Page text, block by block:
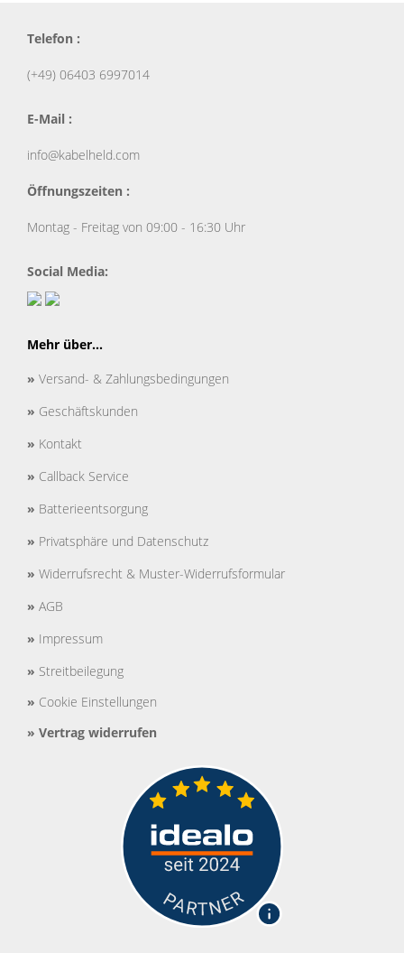
Telefon :
(+49) 06403 6997014
E-Mail :
info@kabelheld.com
Öffnungszeiten :
Montag - Freitag von 09:00 - 16:30 Uhr
Social Media:
Mehr über...
» Versand- & Zahlungsbedingungen
» Geschäftskunden
» Kontakt
» Callback Service
» Batterieentsorgung
» Privatsphäre und Datenschutz
» Widerrufsrecht & Muster-Widerrufsformular
» AGB
» Impressum
» Streitbeilegung
» Cookie Einstellungen
» Vertrag widerrufen